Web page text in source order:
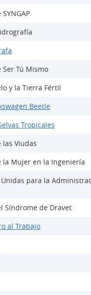
Tú Mismo
y la Tierra Fértil
Beetle
Tropicales
Viudas
la Mujer en la Ingeniería
para la
Síndrome de Dravet
al Trabajo